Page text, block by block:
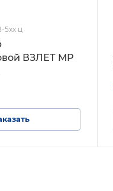
5xx ц
ВЗЛЕТ МР